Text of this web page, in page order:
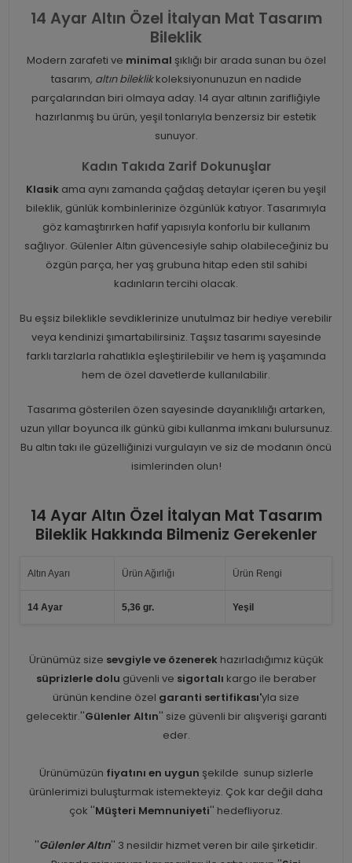
14 Ayar Altın Özel İtalyan Mat Tasarım
Bileklik
Modern zarafeti ve minimal şıklığı bir arada sunan bu özel
tasarım, altın bileklikkoleksiyonunuzun en nadide
parçalarından biri olmaya aday. 14 ayar altının zarifliğiyle
hazırlanmış bu ürün, yeşil tonlarıyla benzersiz bir estetik
sunuyor.
Kadın Takıda Zarif Dokunuşlar
Klasik ama aynı zamanda çağdaş detaylar içeren bu yeşil
bileklik, günlük kombinlerinize özgünlük katıyor. Tasarımıyla
göz kamaştırırken hafif yapısıyla konforlu bir kullanım
sağlıyor. Gülenler Altın güvencesiyle sahip olabileceğiniz bu
özgün parça, her yaş grubuna hitap eden stil sahibi
kadınların tercihi olacak.
Bu eşsiz bileklikle sevdiklerinize unutulmaz bir hediye verebilir
veya kendinizi şımartabilirsiniz. Taşsız tasarımı sayesinde
farklı tarzlarla rahatlıkla eşleştirilebilir ve hem iş yaşamında
hem de özel davetlerde kullanılabilir.
Tasarıma gösterilen özen sayesinde dayanıklılığı artarken,
uzun yıllar boyunca ilk günkü gibi kullanma imkanı bulursunuz.
Bu altın takı ile güzelliğinizi vurgulayın ve siz de modanın öncü
isimlerinden olun!
14 Ayar Altın Özel İtalyan Mat Tasarım
Bileklik Hakkında Bilmeniz Gerekenler
Altın Ayarı Ürün Ağırlığı Ürün Rengi
14 Ayar 5,36 gr. Yeşil
Ürünümüz size sevgiyle ve özenerekhazırladığımız küçük
süprizlerle dolu güvenli ve sigortalı kargo ile beraber
ürünün kendine özel garanti sertifikası'yla size
gelecektir.''Gülenler Altın'' size güvenli bir alışverişi garanti
eder.
Ürünümüzün fiyatını en uygun şekilde sunup sizlerle
ürünlerimizi buluşturmak istemekteyiz. Çok kar değil daha
çok ''Müşteri Memnuniyeti'' hedefliyoruz.
''Gülenler Altın'' 3 nesildir hizmet veren bir aile şirketidir.